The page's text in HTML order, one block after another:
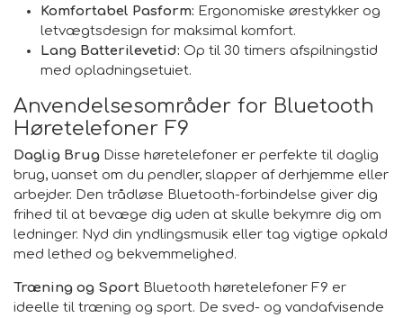
Komfortabel Pasform: Ergonomiske ørestykker og
letvægtsdesign for maksimal komfort.
Lang Batterilevetid: Op til 30 timers afspilningstid
med opladningsetuiet.
Anvendelsesområder for Bluetooth
Høretelefoner F9
Daglig Brug Disse høretelefoner er perfekte til daglig
brug, uanset om du pendler, slapper af derhjemme eller
arbejder. Den trådløse Bluetooth-forbindelse giver dig
frihed til at bevæge dig uden at skulle bekymre dig om
ledninger. Nyd din yndlingsmusik eller tag vigtige opkald
med lethed og bekvemmelighed.
Træning og Sport Bluetooth høretelefoner F9 er
ideelle til træning og sport. De sved- og vandafvisende